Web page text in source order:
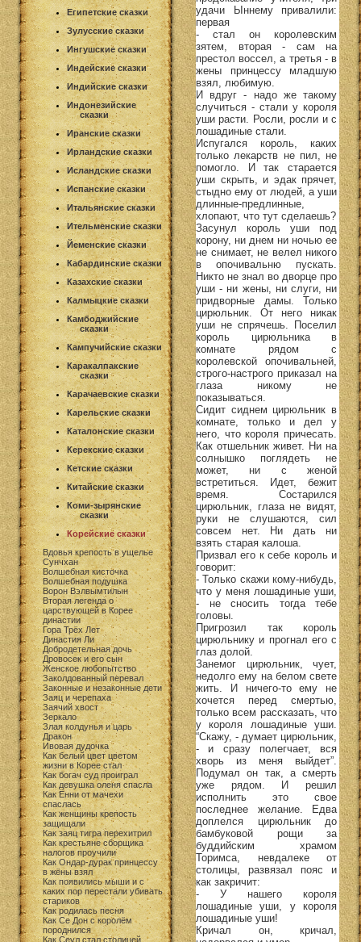
Египетские сказки
Зулусские сказки
Ингушские сказки
Индейские сказки
Индийские сказки
Индонезийские
сказки
Иранские сказки
Ирландские сказки
Исландские сказки
Испанские сказки
Итальянские сказки
Ительменские сказки
Йеменские сказки
Кабардинские сказки
Казахские сказки
Калмыцкие сказки
Камбоджийские
сказки
Кампучийские сказки
Каракалпакские
сказки
Карачаевские сказки
Карельские сказки
Каталонские сказки
Керекские сказки
Кетские сказки
Китайские сказки
Коми-зырянские
сказки
Корейские сказки
Вдовья крепость в ущелье
Сунчхан
Волшебная кисточка
Волшебная подушка
Ворон Вэлвымтилын
Вторая легенда о
царствующей в Корее
династии
Гора Трёх Лет
Династия Ли
Добродетельная дочь
Дровосек и его сын
Женское любопытство
Заколдованный перевал
Законные и незаконные дети
Заяц и черепаха
Заячий хвост
Зеркало
Злая колдунья и царь
Дракон
Ивовая дудочка
Как белый цвет цветом
жизни в Корее стал
Как богач суд проиграл
Как девушка оленя спасла
Как Ённи от мачехи
спаслась
Как женщины крепость
защищали
Как заяц тигра перехитрил
Как крестьяне сборщика
налогов проучили
Как Ондар-дурак принцессу
в жёны взял
Как появились мыши и с
каких пор перестали убивать
стариков
Как родилась песня
Как Се Дон с королём
породнился
Как Сеул стал столицей
удачи Ыннему привалили:
первая
- стал он королевским
зятем, вторая - сам на
престол воссел, а третья - в
жены принцессу младшую
взял, любимую.
И вдруг - надо же такому
случиться - стали у короля
уши расти. Росли, росли и с
лошадиные стали.
Испугался король, каких
только лекарств не пил, не
помогло. И так старается
уши скрыть, и эдак прячет,
стыдно ему от людей, а уши
длинные-предлинные,
хлопают, что тут сделаешь?
Засунул король уши под
корону, ни днем ни ночью ее
не снимает, не велел никого
в опочивальню пускать.
Никто не знал во дворце про
уши - ни жены, ни слуги, ни
придворные дамы. Только
цирюльник. От него никак
уши не спрячешь. Поселил
король цирюльника в
комнате рядом с
королевской опочивальней,
строго-настрого приказал на
глаза никому не
показываться.
Сидит сиднем цирюльник в
комнате, только и дел у
него, что короля причесать.
Как отшельник живет. Ни на
солнышко поглядеть не
может, ни с женой
встретиться. Идет, бежит
время. Состарился
цирюльник, глаза не видят,
руки не слушаются, сил
совсем нет. Ни дать ни
взять старая калоша.
Призвал его к себе король и
говорит:
- Только скажи кому-нибудь,
что у меня лошадиные уши,
- не сносить тогда тебе
головы.
Пригрозил так король
цирюльнику и прогнал его с
глаз долой.
Занемог цирюльник, чует,
недолго ему на белом свете
жить. И ничего-то ему не
хочется перед смертью,
только всем рассказать, что
у короля лошадиные уши.
“Скажу, - думает цирюльник,
- и сразу полегчает, вся
хворь из меня выйдет”.
Подумал он так, а смерть
уже рядом. И решил
исполнить это свое
последнее желание. Едва
доплелся цирюльник до
бамбуковой рощи за
буддийским храмом
Торимса, невдалеке от
столицы, развязал пояс и
как закричит:
- У нашего короля
лошадиные уши, у короля
лошадиные уши!
Кричал он, кричал,